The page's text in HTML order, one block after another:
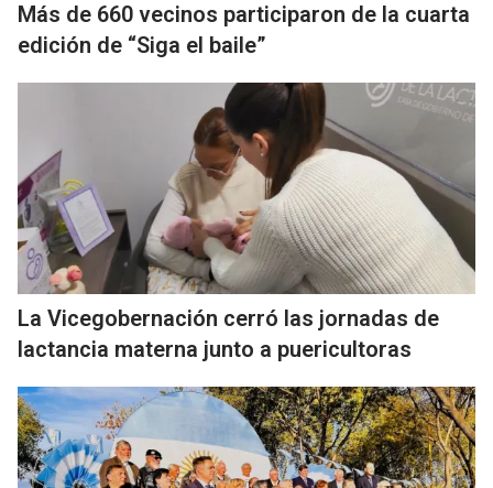
Más de 660 vecinos participaron de la cuarta
edición de “Siga el baile”
La Vicegobernación cerró las jornadas de
lactancia materna junto a puericultoras